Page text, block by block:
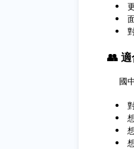
👥
國中